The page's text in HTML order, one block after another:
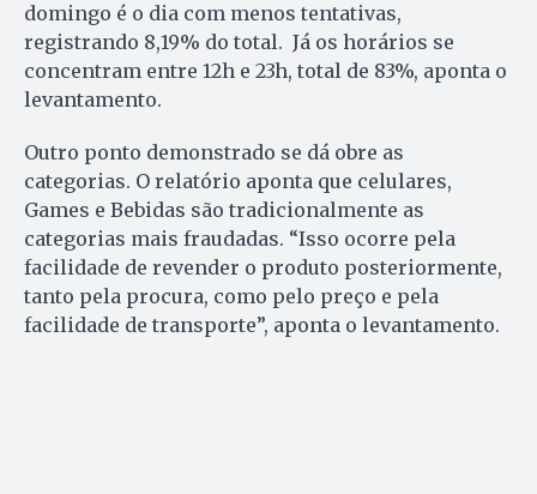
domingo é o dia com menos tentativas,
registrando 8,19% do total. Já os horários se
concentram entre 12h e 23h, total de 83%, aponta o
levantamento.
Outro ponto demonstrado se dá obre as
categorias. O relatório aponta que celulares,
Games e Bebidas são tradicionalmente as
categorias mais fraudadas. “Isso ocorre pela
facilidade de revender o produto posteriormente,
tanto pela procura, como pelo preço e pela
facilidade de transporte”, aponta o levantamento.